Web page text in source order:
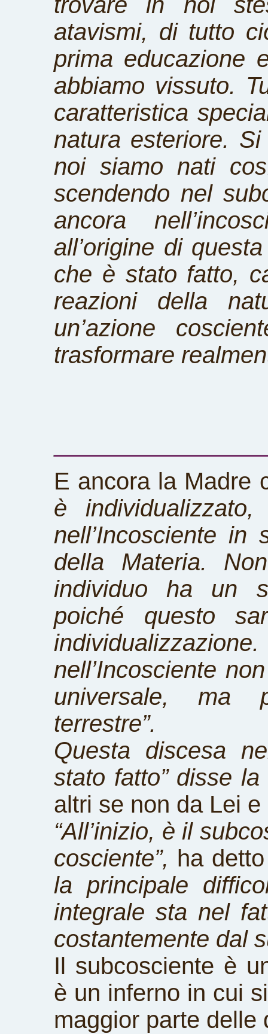
atavismi, di tutto
prima educazione
abbiamo vissuto.
caratteristica
natura esteriore.
noi siamo nati
scendendo nel
ancora
all’origine di
che è stato fatto,
reazioni della
un’azione
trasformare
E ancora la Madre
è
nell’Incosciente in
della Materia.
individuo ha un
poiché questo
nell’Incosciente
universale, ma
terrestre”.
Questa discesa
stato fatto” disse
altri se non da Lei
“All’inizio, è il
cosciente”, ha
la principale
integrale sta nel
costantemente dal
Il subcosciente è
è un inferno in cui
maggior parte delle